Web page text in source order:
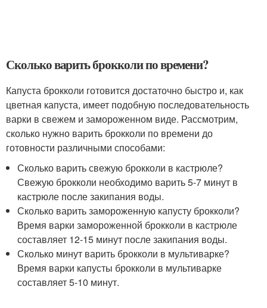
Сколько варить брокколи по времени?
Капуста брокколи готовится достаточно быстро и, как
цветная капуста, имеет подобную последовательность
варки в свежем и замороженном виде. Рассмотрим,
сколько нужно варить брокколи по времени до
готовности различными способами:
Сколько варить свежую брокколи в кастрюле?
Свежую брокколи необходимо варить 5-7 минут в
кастрюле после закипания воды.
Сколько варить замороженную капусту брокколи?
Время варки замороженной брокколи в кастрюле
составляет 12-15 минут после закипания воды.
Сколько минут варить брокколи в мультиварке?
Время варки капусты брокколи в мультиварке
составляет 5-10 минут.